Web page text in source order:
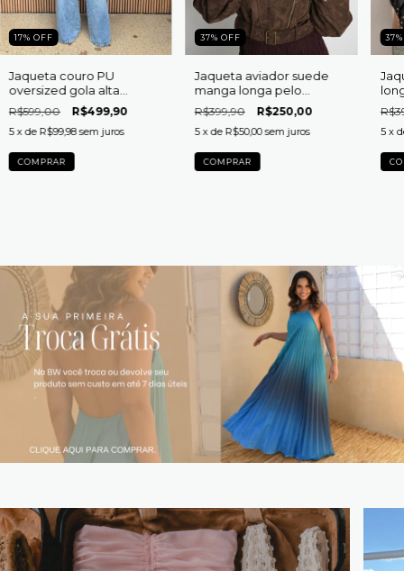
17% OFF
Jaqueta couro PU
oversized gola alta
manga longa Zara
R$599,00 R$499,90
5 x de R$99,98 sem juros
COMPRAR
37% OFF
Jaqueta aviador suede
manga longa pelo
removível Lauana
R$399,90 R$250,00
5 x de R$50,00 sem juros
COMPRAR
37
5 x